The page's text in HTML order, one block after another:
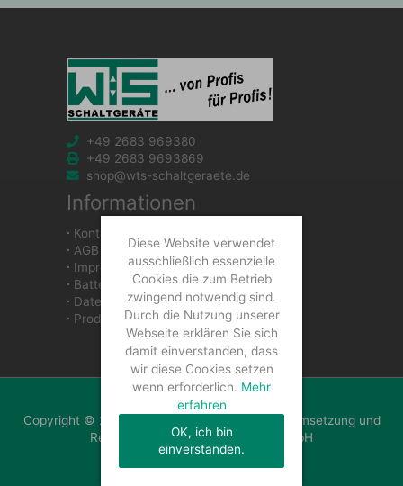
+49 2683 969380
+49 2683 9693869
shop@wts-schaltgeraete.de
Informationen
∙ Kontakt
∙ AGB
∙ Impressum
∙ Batteriegesetzhinweise
∙ Datenschutzerklärung
∙ Produkte
Copyright © 2026 WTS Schaltgeräte GmbH | Umsetzung und
Realisierung: WTS Schaltgeräte GmbH
Diese Website verwendet
ausschließlich essenzielle
Cookies die zum Betrieb
zwingend notwendig sind.
Durch die Nutzung unserer
Webseite erklären Sie sich
damit einverstanden, dass
wir diese Cookies setzen
wenn erforderlich. Mehr
erfahren
OK, ich bin
einverstanden.